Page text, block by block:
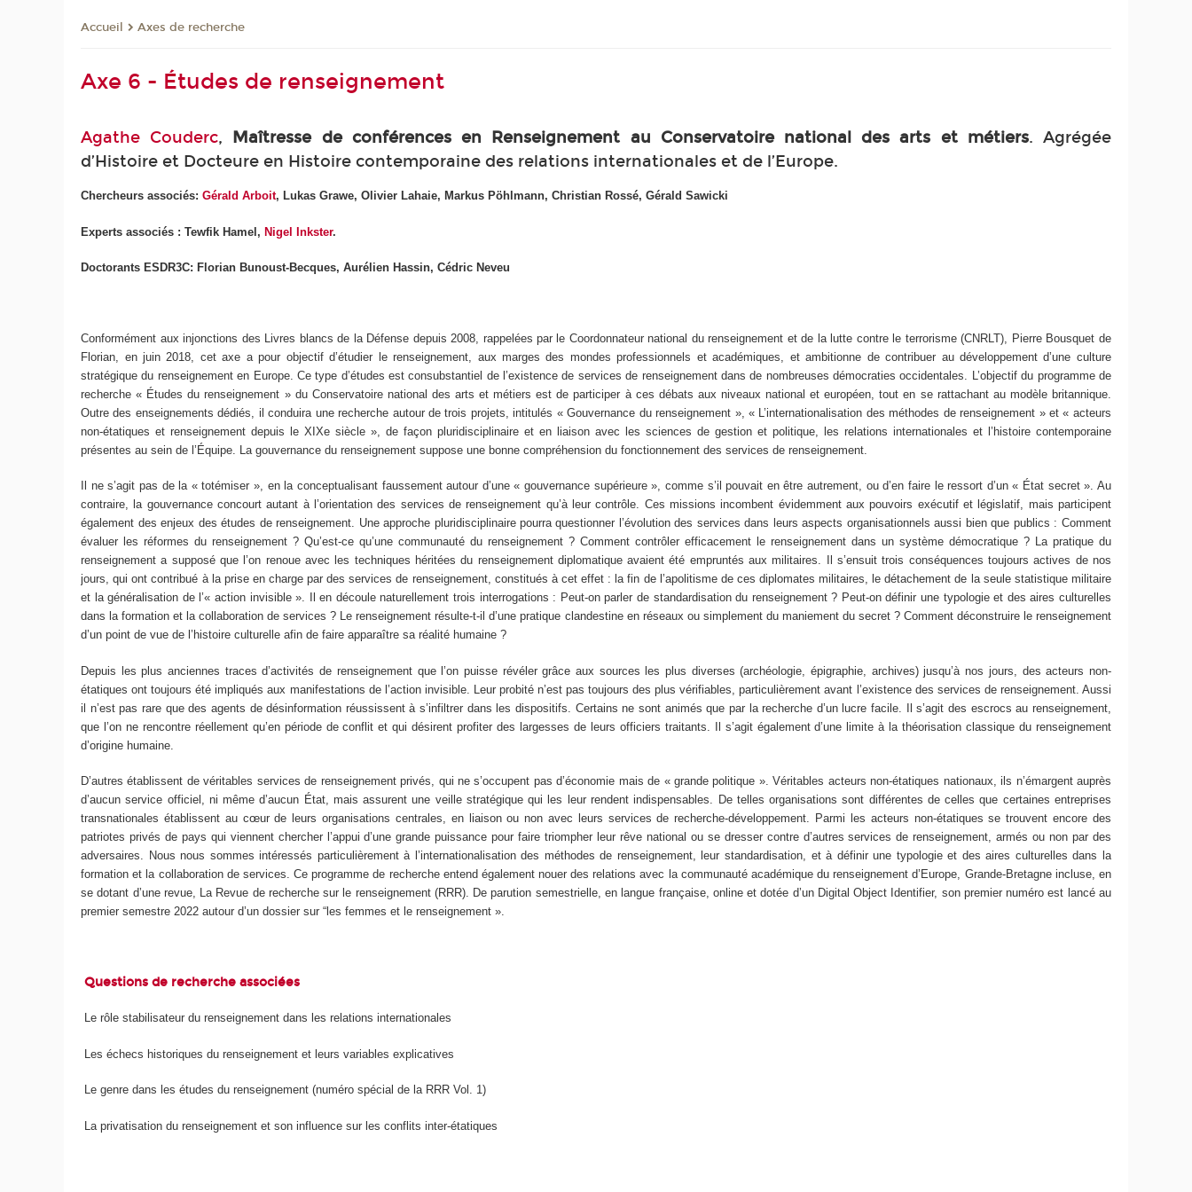
Accueil Axes de recherche
Axe 6 - Études de renseignement
Agathe Couderc, Maîtresse de conférences en Renseignement au Conservatoire national des arts et métiers. Agrégée
d’Histoire et Docteure en Histoire contemporaine des relations internationales et de l’Europe.
Chercheurs associés:Gérald Arboit, Lukas Grawe, Olivier Lahaie, Markus Pöhlmann, Christian Rossé, Gérald Sawicki
Experts associés : Tewfik Hamel,Nigel Inkster.
Doctorants ESDR3C: Florian Bunoust-Becques, Aurélien Hassin, Cédric Neveu
Conformément aux injonctions des Livres blancs de la Défense depuis 2008, rappelées par le Coordonnateur national du renseignement et de la lutte contre le terrorisme (CNRLT), Pierre Bousquet de
Florian, en juin 2018, cet axe a pour objectif d’étudier le renseignement, aux marges des mondes professionnels et académiques, et ambitionne de contribuer au développement d’une culture
stratégique du renseignement en Europe. Ce type d’études est consubstantiel de l’existence de services de renseignement dans de nombreuses démocraties occidentales. L’objectif du programme de
recherche « Études du renseignement » du Conservatoire national des arts et métiers est de participer à ces débats aux niveaux national et européen, tout en se rattachant au modèle britannique.
Outre des enseignements dédiés, il conduira une recherche autour de trois projets, intitulés « Gouvernance du renseignement », « L’internationalisation des méthodes de renseignement » et « acteurs
non-étatiques et renseignement depuis le XIXe siècle », de façon pluridisciplinaire et en liaison avec les sciences de gestion et politique, les relations internationales et l’histoire contemporaine
présentes au sein de l’Équipe. La gouvernance du renseignement suppose une bonne compréhension du fonctionnement des services de renseignement.
Il ne s’agit pas de la « totémiser », en la conceptualisant faussement autour d’une « gouvernance supérieure », comme s’il pouvait en être autrement, ou d’en faire le ressort d’un « État secret ». Au
contraire, la gouvernance concourt autant à l’orientation des services de renseignement qu’à leur contrôle. Ces missions incombent évidemment aux pouvoirs exécutif et législatif, mais participent
également des enjeux des études de renseignement. Une approche pluridisciplinaire pourra questionner l’évolution des services dans leurs aspects organisationnels aussi bien que publics : Comment
évaluer les réformes du renseignement ? Qu’est-ce qu’une communauté du renseignement ? Comment contrôler efficacement le renseignement dans un système démocratique ? La pratique du
renseignement a supposé que l’on renoue avec les techniques héritées du renseignement diplomatique avaient été empruntés aux militaires. Il s’ensuit trois conséquences toujours actives de nos
jours, qui ont contribué à la prise en charge par des services de renseignement, constitués à cet effet : la fin de l’apolitisme de ces diplomates militaires, le détachement de la seule statistique militaire
et la généralisation de l’« action invisible ». Il en découle naturellement trois interrogations : Peut-on parler de standardisation du renseignement ? Peut-on définir une typologie et des aires culturelles
dans la formation et la collaboration de services ? Le renseignement résulte-t-il d’une pratique clandestine en réseaux ou simplement du maniement du secret ? Comment déconstruire le renseignement
d’un point de vue de l’histoire culturelle afin de faire apparaître sa réalité humaine ?
Depuis les plus anciennes traces d’activités de renseignement que l’on puisse révéler grâce aux sources les plus diverses (archéologie, épigraphie, archives) jusqu’à nos jours, des acteurs non-
étatiques ont toujours été impliqués aux manifestations de l’action invisible. Leur probité n’est pas toujours des plus vérifiables, particulièrement avant l’existence des services de renseignement. Aussi
il n’est pas rare que des agents de désinformation réussissent à s’infiltrer dans les dispositifs. Certains ne sont animés que par la recherche d’un lucre facile. Il s’agit des escrocs au renseignement,
que l’on ne rencontre réellement qu’en période de conflit et qui désirent profiter des largesses de leurs officiers traitants. Il s’agit également d’une limite à la théorisation classique du renseignement
d’origine humaine.
D’autres établissent de véritables services de renseignement privés, qui ne s’occupent pas d’économie mais de « grande politique ». Véritables acteurs non-étatiques nationaux, ils n’émargent auprès
d’aucun service officiel, ni même d’aucun État, mais assurent une veille stratégique qui les leur rendent indispensables. De telles organisations sont différentes de celles que certaines entreprises
transnationales établissent au cœur de leurs organisations centrales, en liaison ou non avec leurs services de recherche-développement. Parmi les acteurs non-étatiques se trouvent encore des
patriotes privés de pays qui viennent chercher l’appui d’une grande puissance pour faire triompher leur rêve national ou se dresser contre d’autres services de renseignement, armés ou non par des
adversaires. Nous nous sommes intéressés particulièrement à l’internationalisation des méthodes de renseignement, leur standardisation, et à définir une typologie et des aires culturelles dans la
formation et la collaboration de services. Ce programme de recherche entend également nouer des relations avec la communauté académique du renseignement d’Europe, Grande-Bretagne incluse, en
se dotant d’une revue, La Revue de recherche sur le renseignement (RRR). De parution semestrielle, en langue française, online et dotée d’un Digital Object Identifier, son premier numéro est lancé au
premier semestre 2022 autour d’un dossier sur “les femmes et le renseignement ».
Questions de recherche associées
Le rôle stabilisateur du renseignement dans les relations internationales
Les échecs historiques du renseignement et leurs variables explicatives
Le genre dans les études du renseignement (numéro spécial de la RRR Vol. 1)
La privatisation du renseignement et son influence sur les conflits inter-étatiques